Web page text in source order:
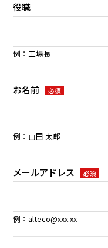
役職
例：工場長
お名前 必須
例：山田 太郎
メールアドレス 必須
例：alteco@xxx.xx